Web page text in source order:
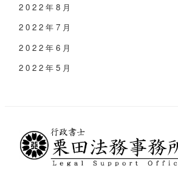
2022年8月
2022年7月
2022年6月
2022年5月